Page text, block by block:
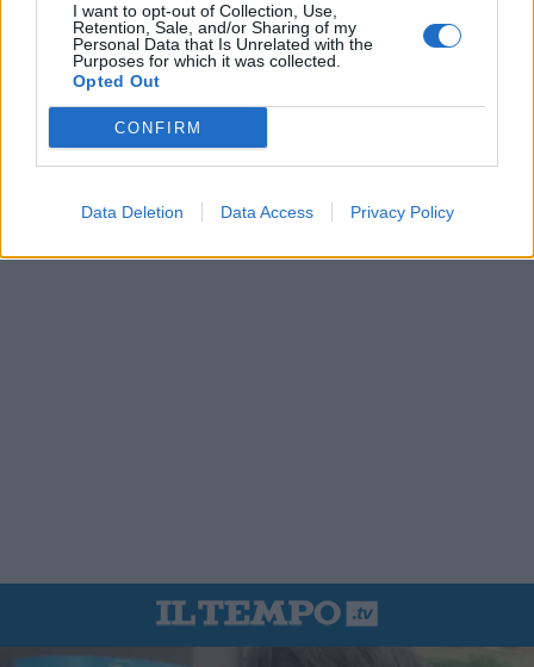
I want to opt-out of Collection, Use,
Retention, Sale, and/or Sharing of my
Personal Data that Is Unrelated with the
Purposes for which it was collected.
Opted Out
CONFIRM
Data Deletion Data Access Privacy Policy